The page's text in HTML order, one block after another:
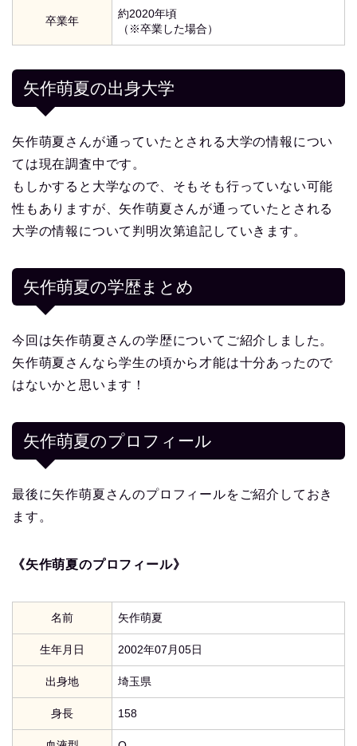
卒業年
約2020年頃
（※卒業した場合）
矢作萌夏の出身大学
矢作萌夏さんが通っていたとされる大学の情報につい
ては現在調査中です。
もしかすると大学なので、そもそも行っていない可能
性もありますが、矢作萌夏さんが通っていたとされる
大学の情報について判明次第追記していきます。
矢作萌夏の学歴まとめ
今回は矢作萌夏さんの学歴についてご紹介しました。
矢作萌夏さんなら学生の頃から才能は十分あったので
はないかと思います！
矢作萌夏のプロフィール
最後に矢作萌夏さんのプロフィールをご紹介しておき
ます。
《矢作萌夏のプロフィール》
名前 矢作萌夏
生年月日 2002年07月05日
出身地 埼玉県
身長 158